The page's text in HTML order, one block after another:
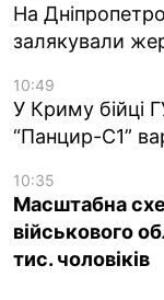
На
залякували
10:49
У Криму бійці
“Панцир-С1”
10:35
Масштабна
військового
тис. чоловіків